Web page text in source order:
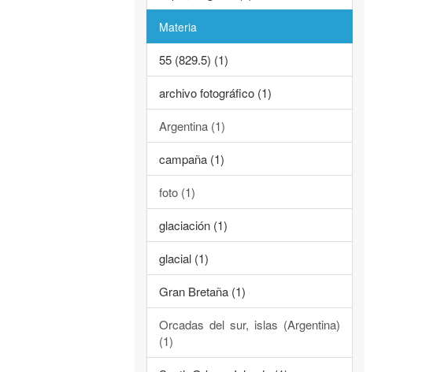
Materia
55 (829.5) (1)
archivo fotográfico (1)
Argentina (1)
campaña (1)
foto (1)
glaciación (1)
glacial (1)
Gran Bretaña (1)
Orcadas del sur, islas (Argentina)
(1)